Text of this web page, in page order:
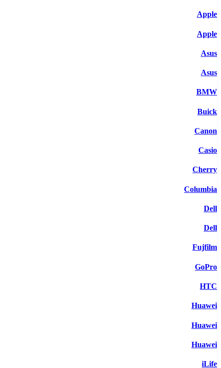
Apple
Apple
Asus
Asus
BMW
Buick
Canon
Casio
Cherry
Columbia
Dell
Dell
Fujfilm
GoPro
HTC
Huawei
Huawei
Huawei
iLife